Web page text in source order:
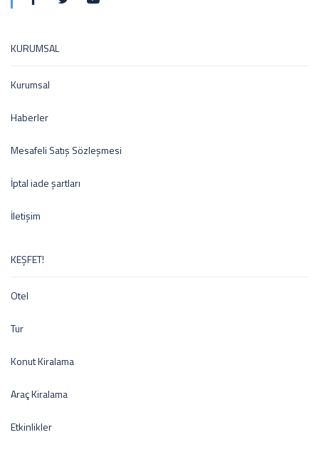
KURUMSAL
Kurumsal
Haberler
Mesafeli Satış Sözleşmesi
İptal iade şartları
İletişim
KEŞFET!
Otel
Tur
Konut Kiralama
Araç Kiralama
Etkinlikler